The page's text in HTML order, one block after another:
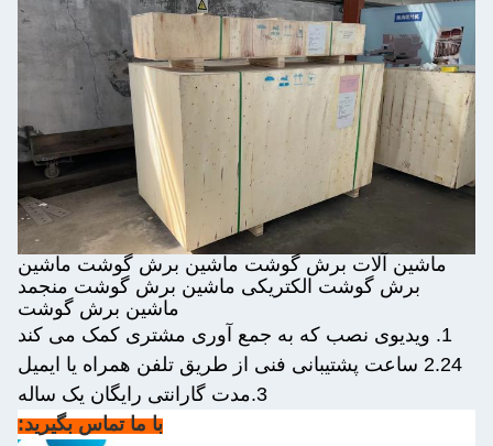
ماشین آلات برش گوشت ماشین برش گوشت ماشین
برش گوشت الکتریکی ماشین برش گوشت منجمد
ماشین برش گوشت
1. ویدیوی نصب که به جمع آوری مشتری کمک می کند
2.24 ساعت پشتیبانی فنی از طریق تلفن همراه یا ایمیل
3.مدت گارانتی رایگان یک ساله
با ما تماس بگيريد: